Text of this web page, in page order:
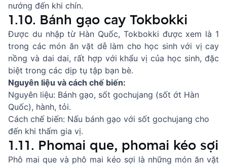
nướng đến khi chín.
1.10. Bánh gạo cay Tokbokki
Được du nhập từ Hàn Quốc, Tokbokki được xem là 1
trong các món ăn vặt dễ làm cho học sinh với vị cay
nồng và dai dai, rất hợp với khẩu vị của học sinh, đặc
biệt trong các dịp tụ tập bạn bè.
Nguyên liệu và cách chế biến:
Nguyên liệu: Bánh gạo, sốt gochujang (sốt ớt Hàn
Quốc), hành, tỏi.
Cách chế biến: Nấu bánh gạo với sốt gochujang cho
đến khi thấm gia vị.
1.11. Phomai que, phomai kéo sợi
Phô mai que và phô mai kéo sợi là những món ăn vặt